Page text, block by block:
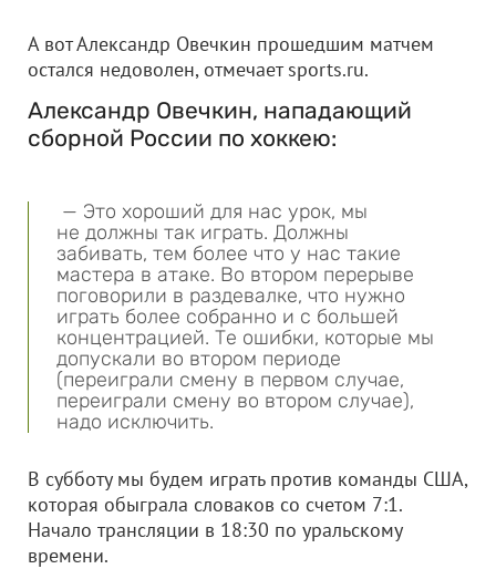
А вот Александр Овечкин прошедшим матчем
остался недоволен, отмечает sports.ru.
Александр Овечкин, нападающий
сборной России по хоккею:
— Это хороший для нас урок, мы
не должны так играть. Должны
забивать, тем более что у нас такие
мастера в атаке. Во втором перерыве
поговорили в раздевалке, что нужно
играть более собранно и с большей
концентрацией. Те ошибки, которые мы
допускали во втором периоде
(переиграли смену в первом случае,
переиграли смену во втором случае),
надо исключить.
В субботу мы будем играть против команды США,
которая обыграла словаков со счетом 7:1.
Начало трансляции в 18:30 по уральскому
времени.